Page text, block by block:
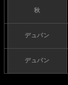
秋
デュパン
デュパン